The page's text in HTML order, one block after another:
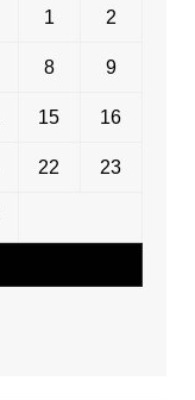
1 2
8 9
15 16
22 23